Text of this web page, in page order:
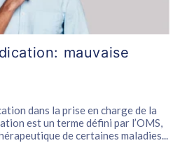
mauvaise
dans la prise en charge de la
est un terme défini par l’OMS,
de certaines maladies...